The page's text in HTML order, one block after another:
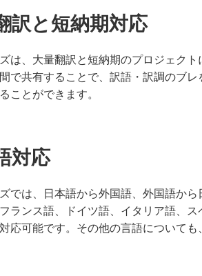
訳と短納期対応
は、大量翻訳と短納期のプロジェク
で共有することで、訳語・訳調のブ
ことができます。
対応
では、日本語から外国語、外国語か
ランス語、ドイツ語、イタリア語、
応可能です。その他の言語についても